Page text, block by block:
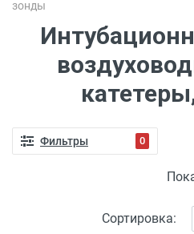
зонды
Фильтры 0
Сортировка: